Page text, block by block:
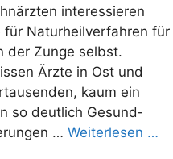
inter­es­sie­ren
für Natur­heil­ver­fah­ren für
der Zun­ge selbst.
Ärz­te in Ost und
kaum ein
so deut­lich Gesun­­d­
… Wei­ter­le­sen …